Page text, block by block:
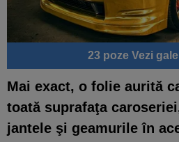
23 poze Vezi
Mai exact, o folie aurită
toată suprafaţa
jantele şi geamurile în